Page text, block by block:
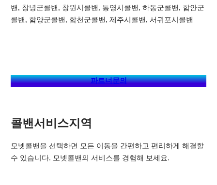
밴, 창녕군콜밴, 창원시콜밴, 통영시콜밴, 하동군콜밴, 함안군
콜밴, 함양군콜밴, 합천군콜밴, 제주시콜밴, 서귀포시콜밴
파트너문의
콜밴서비스지역​
모넷콜밴을 선택하면 모든 이동을 간편하고 편리하게 해결할
수 있습니다. 모넷콜밴의 서비스를 경험해 보세요.